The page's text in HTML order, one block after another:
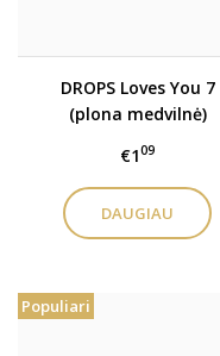
DROPS Loves You 7
(plona medvilnė)
€109
DAUGIAU
Populiari